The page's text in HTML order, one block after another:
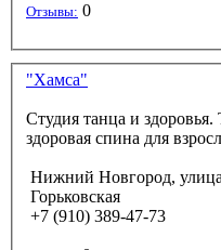
Отзывы: 0
"Хамса"
Студия танца и
здоровая спина для
Нижний Новгород,
Горьковская
+7 (910) 389-47-73